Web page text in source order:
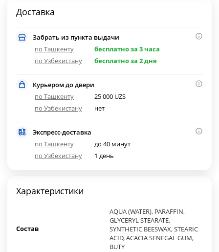
Доставка
Забрать из пункта выдачи
по Ташкенту
бесплатно за 3 часа
по Узбекистану
бесплатно за 2 дня
Курьером до двери
по Ташкенту
25 000 UZS
по Узбекистану
нет
Экспресс-доставка
по Ташкенту
до 40 минут
по Узбекистану
1 день
Характеристики
Состав
AQUA (WATER), PARAFFIN,
GLYCERYL STEARATE,
SYNTHETIC BEESWAX, STEARIC
ACID, ACACIA SENEGAL GUM,
BUTY